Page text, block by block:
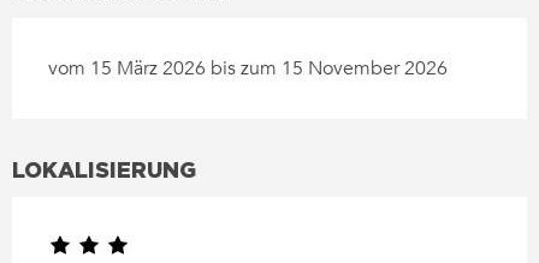
vom 15 März 2026 bis zum 15 November 2026
LOKALISIERUNG